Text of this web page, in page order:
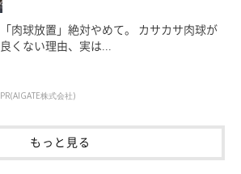
「肉球放置」絶対やめて。 カサカサ肉球が
良くない理由、実は...
PR(AIGATE株式会社)
もっと見る